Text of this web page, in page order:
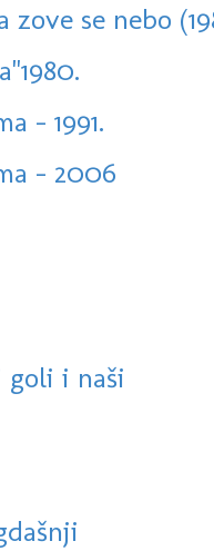
zove se nebo
- 1991.
- 2006
goli i naši